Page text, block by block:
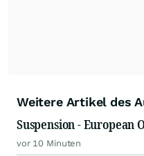
Weitere Artikel des
Suspension - European
vor 10 Minuten